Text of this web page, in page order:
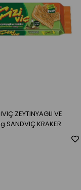
ZEYTINYAGLI VE
SANDVIÇ KRAKER